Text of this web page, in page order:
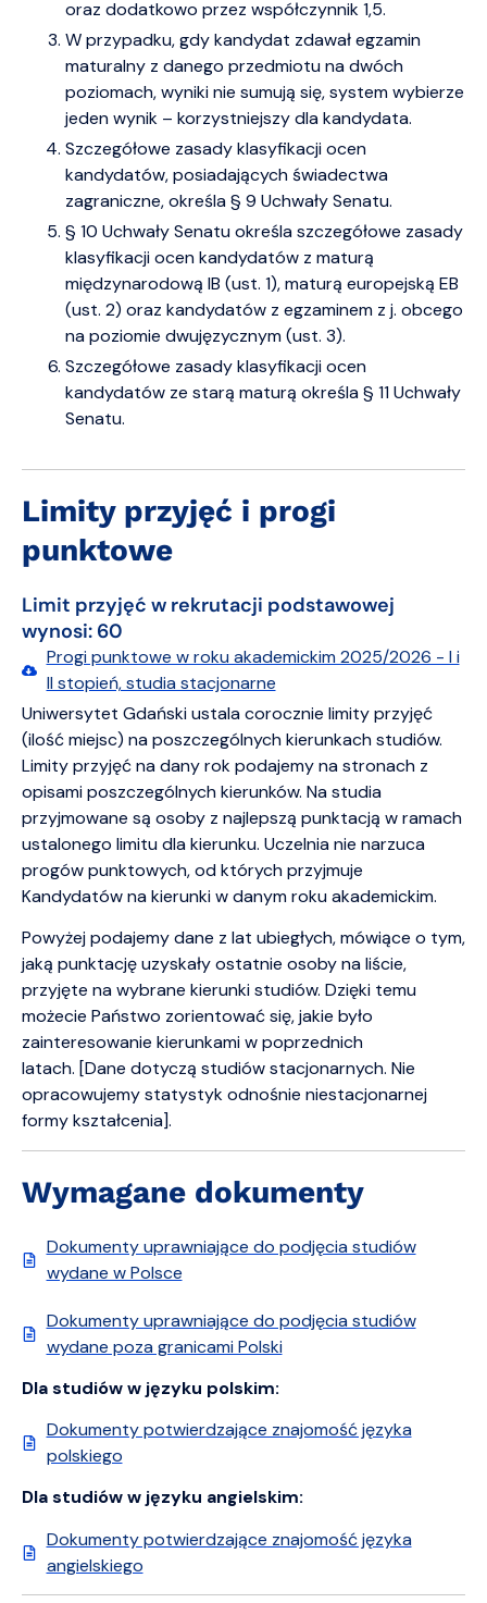
oraz dodatkowo przez współczynnik 1,5.
W przypadku, gdy kandydat zdawał egzamin
maturalny z danego przedmiotu na dwóch
poziomach, wyniki nie sumują się, system wybierze
jeden wynik – korzystniejszy dla kandydata.
Szczegółowe zasady klasyfikacji ocen
kandydatów, posiadających świadectwa
zagraniczne, określa § 9 Uchwały Senatu.
§ 10 Uchwały Senatu określa szczegółowe zasady
klasyfikacji ocen kandydatów z maturą
międzynarodową IB (ust. 1), maturą europejską EB
(ust. 2) oraz kandydatów z egzaminem z j. obcego
na poziomie dwujęzycznym (ust. 3).
Szczegółowe zasady klasyfikacji ocen
kandydatów ze starą maturą określa § 11 Uchwały
Senatu.
Limity przyjęć i progi
punktowe
Limit przyjęć w rekrutacji podstawowej
wynosi: 60
Progi punktowe w roku akademickim 2025/2026 - I i
II stopień, studia stacjonarne
Uniwersytet Gdański ustala corocznie limity przyjęć
(ilość miejsc) na poszczególnych kierunkach studiów.
Limity przyjęć na dany rok podajemy na stronach z
opisami poszczególnych kierunków. Na studia
przyjmowane są osoby z najlepszą punktacją w ramach
ustalonego limitu dla kierunku. Uczelnia nie narzuca
progów punktowych, od których przyjmuje
Kandydatów na kierunki w danym roku akademickim.
Powyżej podajemy dane z lat ubiegłych, mówiące o tym,
jaką punktację uzyskały ostatnie osoby na liście,
przyjęte na wybrane kierunki studiów. Dzięki temu
możecie Państwo zorientować się, jakie było
zainteresowanie kierunkami w poprzednich
latach. [Dane dotyczą studiów stacjonarnych. Nie
opracowujemy statystyk odnośnie niestacjonarnej
formy kształcenia].
Wymagane dokumenty
Dokumenty uprawniające do podjęcia studiów
wydane w Polsce
Dokumenty uprawniające do podjęcia studiów
wydane poza granicami Polski
Dla studiów w języku polskim:
Dokumenty potwierdzające znajomość języka
polskiego
Dla studiów w języku angielskim:
Dokumenty potwierdzające znajomość języka
angielskiego